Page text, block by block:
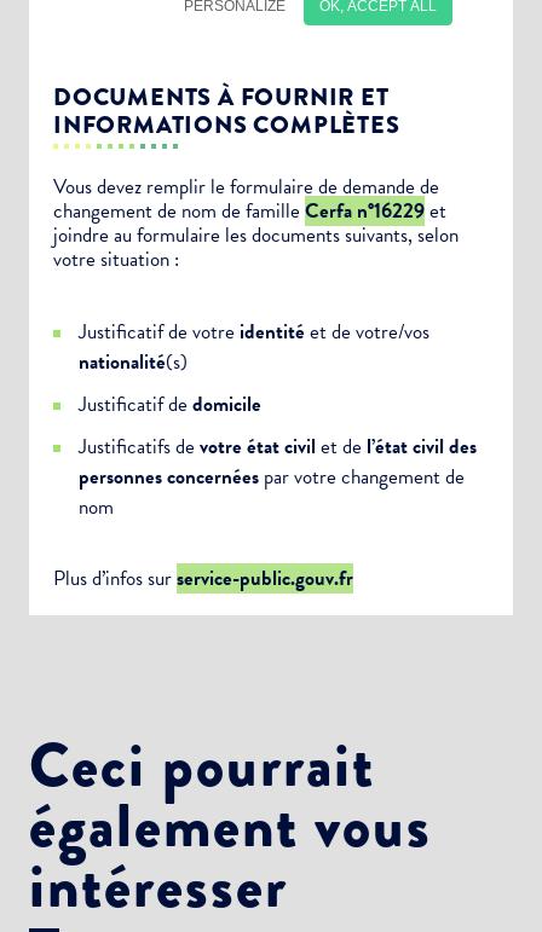
DOCUMENTS À FOURNIR ET
INFORMATIONS COMPLÈTES
Vous devez remplir le formulaire de demande de
changement de nom de famille Cerfa n°16229et
joindre au formulaire les documents suivants, selon
votre situation :
Justificatif de votre identitéet de votre/vos
nationalité(s)
Justificatif de domicile
Justificatifs de votre état civilet de l’état civil des
personnes concernées par votre changement de
nom
Plus d’infos surservice-public.gouv.fr
Ceci pourrait
également vous
intéresser
Choisissez votre abonnement :
Newsletter Culture
Newsletter Sport et Vie associative